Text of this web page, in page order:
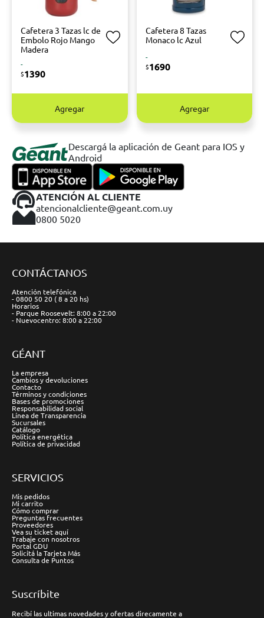
Cafetera 3 Tazas lc de
Embolo Rojo Mango
Madera
-
$1390
Agregar
Cafetera 8 Tazas
Monaco lc Azul
-
$1690
Agregar
Descargá la aplicación de Geant para IOS y
Android
ATENCIÓN AL CLIENTE
atencionalcliente@geant.com.uy
0800 5020
CONTÁCTANOS
Atención telefónica
- 0800 50 20 ( 8 a 20 hs)
Horarios
- Parque Roosevelt: 8:00 a 22:00
- Nuevocentro: 8:00 a 22:00
GÉANT
La empresa
Cambios y devoluciones
Contacto
Términos y condiciones
Bases de promociones
Responsabilidad social
Línea de Transparencia
Sucursales
Catálogo
Política energética
Política de privacidad
SERVICIOS
Mis pedidos
Mi carrito
Cómo comprar
Preguntas frecuentes
Proveedores
Vea su ticket aquí
Trabaje con nosotros
Portal GDU
Solicitá la Tarjeta Más
Consulta de Puntos
Suscríbite
Recibí las ultimas novedades y ofertas direcamente a